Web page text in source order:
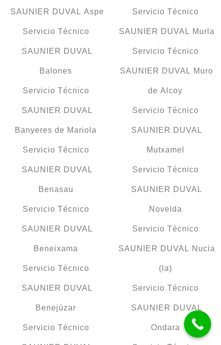
SAUNIER DUVAL Aspe
Servicio Técnico
SAUNIER DUVAL
Balones
Servicio Técnico
SAUNIER DUVAL
Banyeres de Mariola
Servicio Técnico
SAUNIER DUVAL
Benasau
Servicio Técnico
SAUNIER DUVAL
Beneixama
Servicio Técnico
SAUNIER DUVAL
Benejúzar
Servicio Técnico
Servicio Técnico
SAUNIER DUVAL Murla
Servicio Técnico
SAUNIER DUVAL Muro
de Alcoy
Servicio Técnico
SAUNIER DUVAL
Mutxamel
Servicio Técnico
SAUNIER DUVAL
Novelda
Servicio Técnico
SAUNIER DUVAL Nucia
(la)
Servicio Técnico
SAUNIER DUVAL
Ondara